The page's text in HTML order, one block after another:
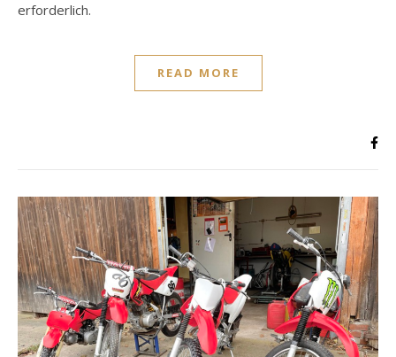
erforderlich.
READ MORE